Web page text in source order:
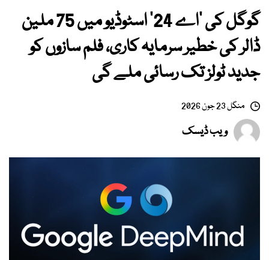
گوگل کی ‘اے 24’ اسٹوڈیو میں 75 ملین
ڈالر کی خطیر سرمایہ کاری، فلم سازوں کو
جدید ٹولز تک رسائی ملے گی
منگل 23 جون 2026
ویب ڈیسک